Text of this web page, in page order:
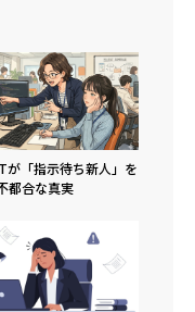
が「指示待ち新人」を
都合な真実